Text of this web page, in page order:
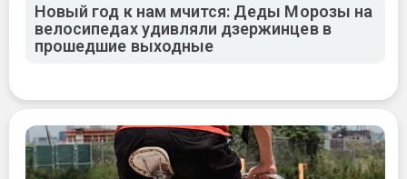
Новый год к нам мчится: Деды Морозы на
велосипедах удивляли дзержинцев в
прошедшие выходные